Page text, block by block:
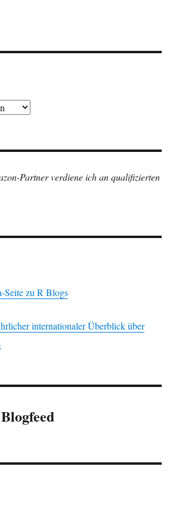
Partner verdiene ich an qualifizierten
Seite zu R Blogs
internationaler Überblick über